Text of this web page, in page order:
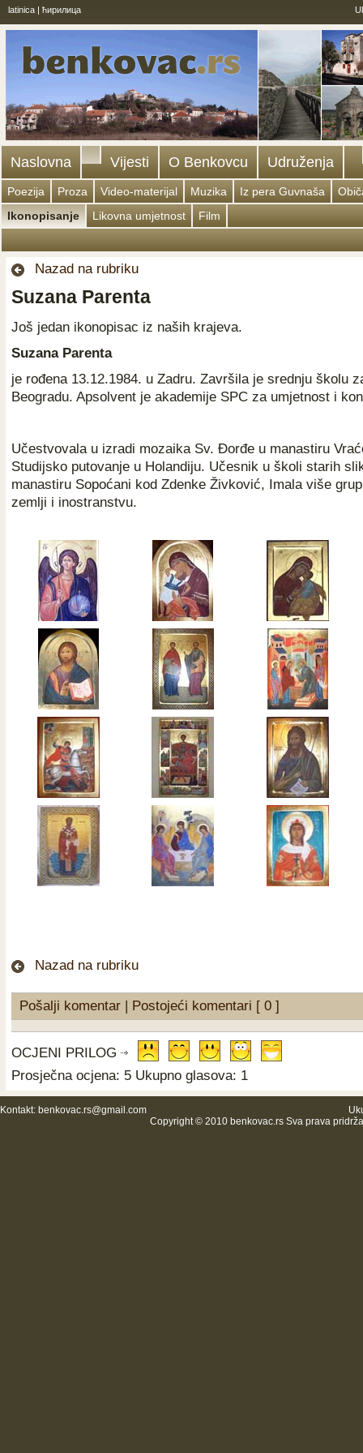
latinica | ћирилица
Naslovna Vijesti O Benkovcu Udruženja
Poezija Proza Video-materijal Muzika Iz pera Guvnaša
Ikonopisanje
Likovna umjetnost Film
Nazad na rubriku
Suzana Parenta
Još jedan ikonopisac iz naših krajeva.
Suzana Parenta
je rođena 13.12.1984. u Zadru. Završila je srednju školu
Beogradu. Apsolvent je akademije SPC za umjetnost i
Učestvovala u izradi mozaika Sv. Đorđe u manastiru
Studijsko putovanje u Holandiju. Učesnik u školi starih
manastiru Sopoćani kod Zdenke Živković, Imala više
zemlji i inostranstvu.
Nazad na rubriku
Pošalji komentar | Postojeći komentari [ 0 ]
OCJENI PRILOG
Prosječna ocjena: 5 Ukupno glasova: 1
Kontakt: benkovac.rs@gmail.com
Copyright © 2010 benkovac.rs Sva prava